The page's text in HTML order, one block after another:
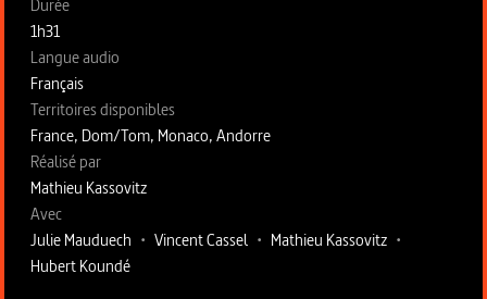
Fiche technique section gauche
Durée
1h31
Langue audio
Français
Territoires disponibles
France, Dom/Tom, Monaco, Andorre
Fiche technique section droite
Réalisé par
Mathieu Kassovitz
Avec
Julie Mauduech • Vincent Cassel • Mathieu Kassovitz •
Hubert Koundé